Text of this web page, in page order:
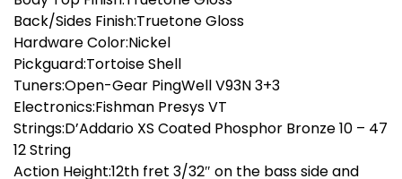
Back/Sides Finish:Truetone Gloss
Hardware Color:Nickel
Pickguard:Tortoise Shell
Tuners:Open-Gear PingWell V93N 3+3
Electronics:Fishman Presys VT
Strings:D’Addario XS Coated Phosphor Bronze 10 – 47
12 String
Action Height:12th fret 3/32″ on the bass side and